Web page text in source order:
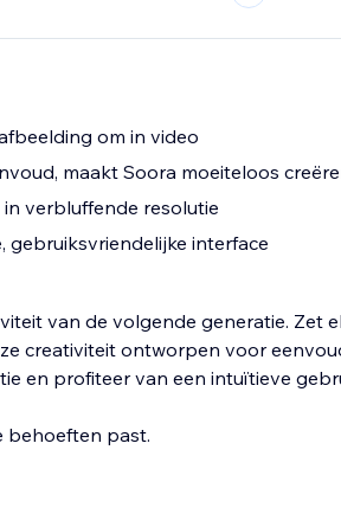
om in video
maakt Soora moeiteloos
verbluffende resolutie
gebruiksvriendelijke interface
van de volgende generatie. Zet
creativiteit ontworpen voor
en profiteer van een intuïtieve
behoeften past.